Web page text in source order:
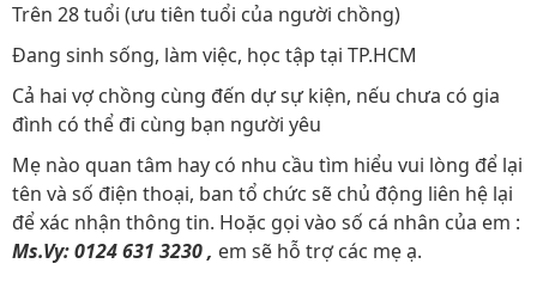
Trên 28 tuổi (ưu tiên tuổi của người chồng)
Đang sinh sống, làm việc, học tập tại TP.HCM
Cả hai vợ chồng cùng đến dự sự kiện, nếu chưa có gia
đình có thể đi cùng bạn người yêu
Mẹ nào quan tâm hay có nhu cầu tìm hiểu vui lòng để lại
tên và số điện thoại, ban tổ chức sẽ chủ động liên hệ lại
để xác nhận thông tin. Hoặc gọi vào số cá nhân của em :
Ms.Vy: 0124 631 3230 , em sẽ hỗ trợ các mẹ ạ.